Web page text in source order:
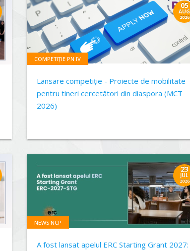
05
AUG
2026
COMPETIȚIE PN IV
Lansare competiție - Proiecte de mobilitate
pentru tineri cercetători din diaspora (MCT
2026)
23
JUL
2026
NEWS NCP
A fost lansat apelul ERC Starting Grant 2027: